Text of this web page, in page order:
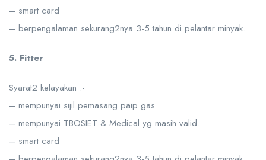
– smart card
– berpengalaman sekurang2nya 3-5 tahun di pelantar minyak.
5. Fitter
Syarat2 kelayakan :-
– mempunyai sijil pemasang paip gas
– mempunyai TBOSIET & Medical yg masih valid.
– smart card